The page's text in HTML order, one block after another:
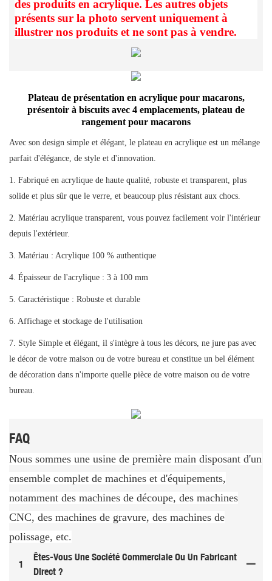
des produits en acrylique. Les autres objets
présents sur la photo servent uniquement à
illustrer nos produits et ne sont pas à vendre.
Plateau de présentation en acrylique pour macarons,
présentoir à biscuits avec 4 emplacements, plateau de
rangement pour macarons
Avec son design simple et élégant, le plateau en acrylique est un mélange
parfait d'élégance, de style et d'innovation.
1. Fabriqué en acrylique de haute qualité, robuste et transparent, plus
solide et plus sûr que le verre, et beaucoup plus résistant aux chocs.
2. Matériau acrylique transparent, vous pouvez facilement voir l'intérieur
depuis l'extérieur.
3. Matériau : Acrylique 100 % authentique
4. Épaisseur de l'acrylique : 3 à 100 mm
5. Caractéristique : Robuste et durable
6. Affichage et stockage de l'utilisation
7. Style Simple et élégant, il s'intègre à tous les décors, ne jure pas avec
le décor de votre maison ou de votre bureau et constitue un bel élément
de décoration dans n'importe quelle pièce de votre maison ou de votre
bureau.
FAQ
Nous sommes une usine de première main disposant d'un
ensemble complet de machines et d'équipements,
notamment des machines de découpe, des machines
CNC, des machines de gravure, des machines de
polissage, etc.
1
Êtes-Vous Une Société Commerciale Ou Un Fabricant
Direct ?